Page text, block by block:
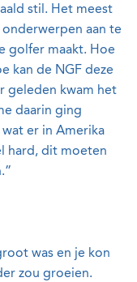
stil. Het meest
aan te
golfer maakt. Hoe
kan de NGF deze
geleden kwam het
daarin ging
er in Amerika
hard, dit moeten
was en je kon
zou groeien.